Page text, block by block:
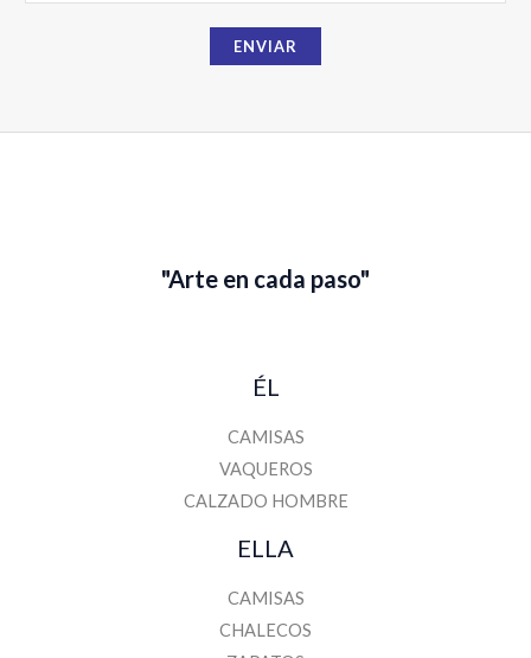
r
m
ENVIAR
"Arte en cada paso"
ÉL
CAMISAS
VAQUEROS
CALZADO HOMBRE
ELLA
CAMISAS
CHALECOS